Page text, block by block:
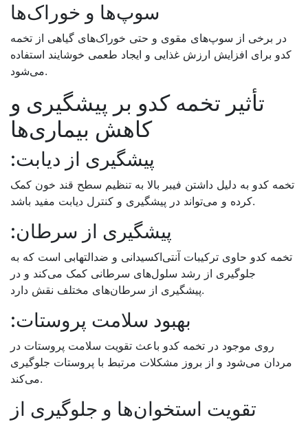
سوپ‌ها و خوراک‌ها
در برخی از سوپ‌های مقوی و حتی خوراک‌های گیاهی از تخمه
کدو برای افزایش ارزش غذایی و ایجاد طعمی خوشایند استفاده
می‌شود.
تأثیر تخمه کدو بر پیشگیری و
کاهش بیماری‌ها
پیشگیری از دیابت:
تخمه کدو به دلیل داشتن فیبر بالا به تنظیم سطح قند خون کمک
کرده و می‌تواند در پیشگیری و کنترل دیابت مفید باشد.
پیشگیری از سرطان:
تخمه کدو حاوی ترکیبات آنتی‌اکسیدانی و ضدالتهابی است که به
جلوگیری از رشد سلول‌های سرطانی کمک می‌کند و در
پیشگیری از سرطان‌های مختلف نقش دارد.
بهبود سلامت پروستات:
روی موجود در تخمه کدو باعث تقویت سلامت پروستات در
مردان می‌شود و از بروز مشکلات مرتبط با پروستات جلوگیری
می‌کند.
تقویت استخوان‌ها و جلوگیری از